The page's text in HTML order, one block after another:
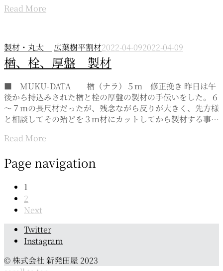
Read More
製材・丸太 広葉樹平割材2022-04-092022-04-09
楢、栓、厚盤 製材
■ MUKU-DATA 楢（ナラ）５ｍ 修正挽き 昨日は午
後から持込みされた楢と栓の厚盤の製材の手伝いをした。６
～７ｍの長尺材だったが、残念ながら反りが大きく、先方様
と相談してその殆どを３ｍ材にカットしてから製材する事…
Read More
Page navigation
1
2
Next
Twitter
Instagram
© 株式会社 新発田屋 2023